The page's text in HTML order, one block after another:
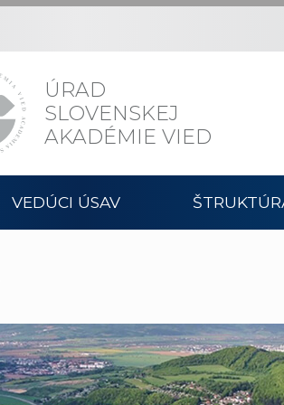
ÚRAD
SLOVENSKEJ
AKADÉMIE VIED
VEDÚCI ÚSAV